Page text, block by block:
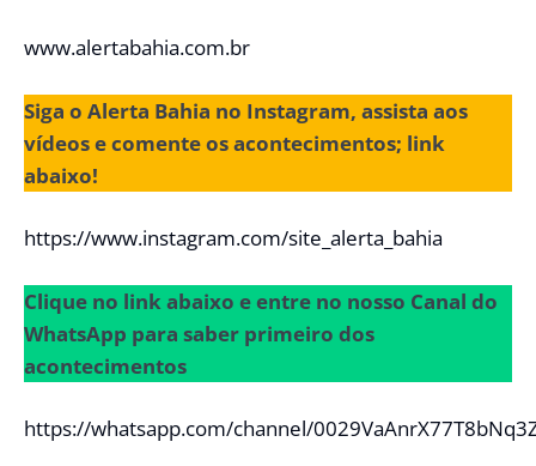
www.alertabahia.com.br
Siga o Alerta Bahia no Instagram, assista aos
vídeos e comente os acontecimentos; link
abaixo!
https://www.instagram.com/site_alerta_bahia
Clique no link abaixo e entre no nosso Canal do
WhatsApp para saber primeiro dos
acontecimentos
https://whatsapp.com/channel/